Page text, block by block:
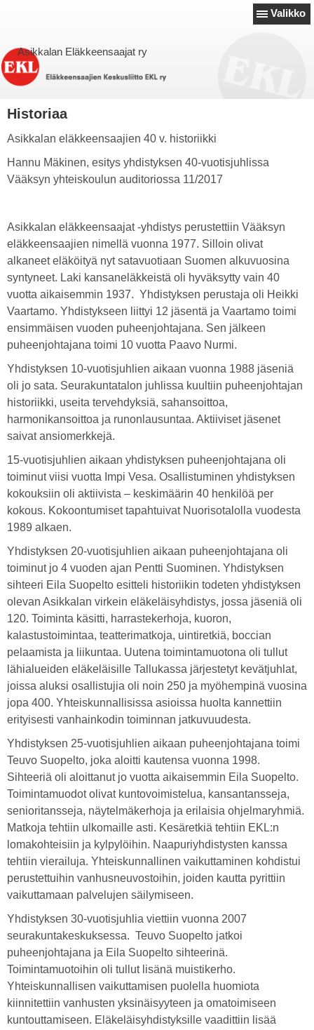
Valikko
Asikkalan Eläkkeensaajat ry
Historiaa
Asikkalan eläkkeensaajien 40 v. historiikki
Hannu Mäkinen, esitys yhdistyksen 40-vuotisjuhlissa
Vääksyn yhteiskoulun auditoriossa 11/2017
Asikkalan eläkkeensaajat -yhdistys perustettiin Vääksyn
eläkkeensaajien nimellä vuonna 1977. Silloin olivat
alkaneet eläköityä nyt satavuotiaan Suomen alkuvuosina
syntyneet. Laki kansaneläkkeistä oli hyväksytty vain 40
vuotta aikaisemmin 1937. Yhdistyksen perustaja oli Heikki
Vaartamo. Yhdistykseen liittyi 12 jäsentä ja Vaartamo toimi
ensimmäisen vuoden puheenjohtajana. Sen jälkeen
puheenjohtajana toimi 10 vuotta Paavo Nurmi.
Yhdistyksen 10-vuotisjuhlien aikaan vuonna 1988 jäseniä
oli jo sata. Seurakuntatalon juhlissa kuultiin puheenjohtajan
historiikki, useita tervehdyksiä, sahansoittoa,
harmonikansoittoa ja runonlausuntaa. Aktiiviset jäsenet
saivat ansiomerkkejä.
15-vuotisjuhlien aikaan yhdistyksen puheenjohtajana oli
toiminut viisi vuotta Impi Vesa. Osallistuminen yhdistyksen
kokouksiin oli aktiivista – keskimäärin 40 henkilöä per
kokous. Kokoontumiset tapahtuivat Nuorisotalolla vuodesta
1989 alkaen.
Yhdistyksen 20-vuotisjuhlien aikaan puheenjohtajana oli
toiminut jo 4 vuoden ajan Pentti Suominen. Yhdistyksen
sihteeri Eila Suopelto esitteli historiikin todeten yhdistyksen
olevan Asikkalan virkein eläkeläisyhdistys, jossa jäseniä oli
120. Toiminta käsitti, harrastekerhoja, kuoron,
kalastustoimintaa, teatterimatkoja, uintiretkiä, boccian
pelaamista ja liikuntaa. Uutena toimintamuotona oli tullut
lähialueiden eläkeläisille Tallukassa järjestetyt kevätjuhlat,
joissa aluksi osallistujia oli noin 250 ja myöhempinä vuosina
jopa 400. Yhteiskunnallisissa asioissa huolta kannettiin
erityisesti vanhainkodin toiminnan jatkuvuudesta.
Yhdistyksen 25-vuotisjuhlien aikaan puheenjohtajana toimi
Teuvo Suopelto, joka aloitti kautensa vuonna 1998.
Sihteeriä oli aloittanut jo vuotta aikaisemmin Eila Suopelto.
Toimintamuodot olivat kuntovoimistelua, kansantansseja,
senioritansseja, näytelmäkerhoja ja erilaisia ohjelmaryhmiä.
Matkoja tehtiin ulkomaille asti. Kesäretkiä tehtiin EKL:n
lomakohteisiin ja kylpylöihin. Naapuriyhdistysten kanssa
tehtiin vierailuja. Yhteiskunnallinen vaikuttaminen kohdistui
perustettuihin vanhusneuvostoihin, joiden kautta pyrittiin
vaikuttamaan palvelujen säilymiseen.
Yhdistyksen 30-vuotisjuhlia viettiin vuonna 2007
seurakuntakeskuksessa. Teuvo Suopelto jatkoi
puheenjohtajana ja Eila Suopelto sihteerinä.
Toimintamuotoihin oli tullut lisänä muistikerho.
Yhteiskunnallisen vaikuttamisen puolella huomiota
kiinnitettiin vanhusten yksinäisyyteen ja omatoimiseen
kuntouttamiseen. Eläkeläisyhdistyksille vaadittiin lisää